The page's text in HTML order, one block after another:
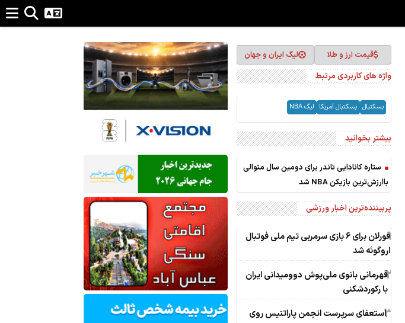
قیمت ارز و طلا لیگ ایران و جهان
واژه های کاربردی مرتبط
بسکتبال بسکتبال آمریکا لیگ NBA
بیشتر بخوانید
ستاره کانادایی تاندر برای دومین سال متوالی
باارزش‌ترین بازیکن NBA شد
پربیننده‌ترین اخبار ورزشی
1
فورلان برای 6 بازی سرمربی تیم ملی فوتبال
اروگوئه شد
2قهرمانی بانوی ملی‌پوش دوومیدانی ایران
با رکوردشکنی
3استعفای سرپرست انجمن پاراتنیس روی